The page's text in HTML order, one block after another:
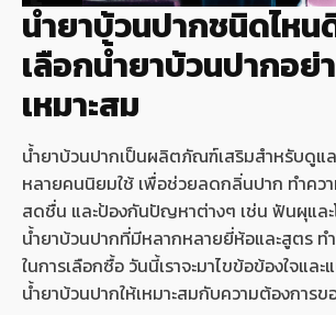
น้ำยาบ้วนปากชนิดไหน
เลือกน้ำยาบ้วนปากอย่า
เหมาะสม
น้ำยาบ้วนปากเป็นผลิตภัณฑ์เสริมสำหรับดู
หลายคนนิยมใช้ เพื่อช่วยลดกลิ่นปาก ทำคว
สดชื่น และป้องกันปัญหาต่างๆ เช่น ฟันผุและ
น้ำยาบ้วนปากที่มีหลากหลายยี่ห้อและสูตร ท
ในการเลือกซื้อ วันนี้เราจะมาไขข้อข้องใจและ
น้ำยาบ้วนปากให้เหมาะสมกับความต้องการ